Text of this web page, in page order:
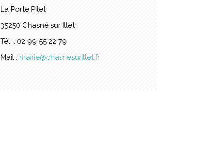
La Porte Pilet
35250 Chasné sur Illet
Tél. : 02 99 55 22 79
Mail : mairie@chasnesurillet.fr